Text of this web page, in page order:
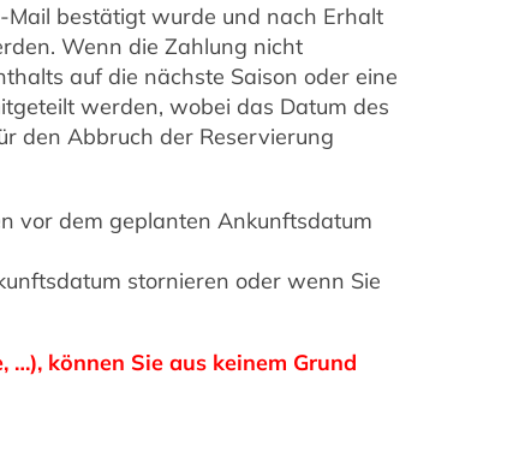
Mail bestätigt wurde und nach Erhalt
Wenn die Zahlung nicht
auf die nächste Saison oder eine
werden, wobei das Datum des
den Abbruch der Reservierung
vor dem geplanten Ankunftsdatum
stornieren oder wenn Sie
können Sie aus keinem Grund